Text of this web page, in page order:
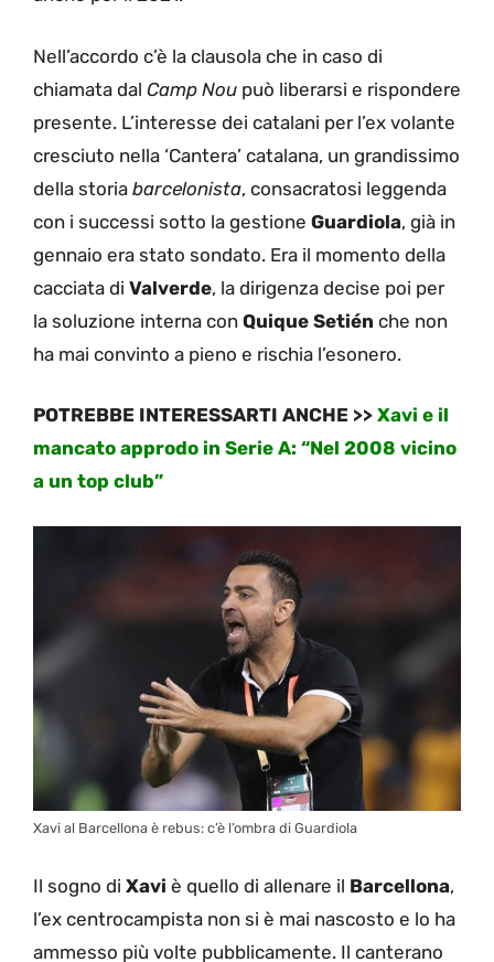
Nell’accordo c’è la clausola che in caso di
chiamata dal Camp Nou può liberarsi e rispondere
presente. L’interesse dei catalani per l’ex volante
cresciuto nella ‘Cantera’ catalana, un grandissimo
della storia barcelonista, consacratosi leggenda
con i successi sotto la gestione Guardiola, già in
gennaio era stato sondato. Era il momento della
cacciata di Valverde, la dirigenza decise poi per
la soluzione interna con Quique Setién che non
ha mai convinto a pieno e rischia l’esonero.
POTREBBE INTERESSARTI ANCHE >> Xavi e il
mancato approdo in Serie A: “Nel 2008 vicino
a un top club”
Xavi al Barcellona è rebus: c’è l’ombra di Guardiola
Il sogno di Xavi è quello di allenare il Barcellona,
l’ex centrocampista non si è mai nascosto e lo ha
ammesso più volte pubblicamente. Il canterano